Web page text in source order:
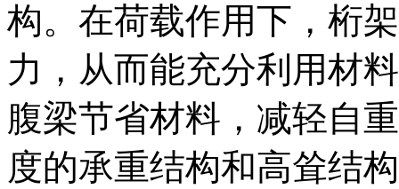
构。在荷载作用下，桁
力，从而能充分利用材
腹梁节省材料，减轻自
度的承重结构和高耸结